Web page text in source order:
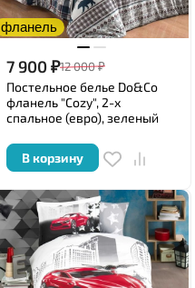
фланель
7 900₽12 000₽
Постельное белье Do&Co
фланель "Cozy", 2-х
спальное (евро), зеленый
В корзину